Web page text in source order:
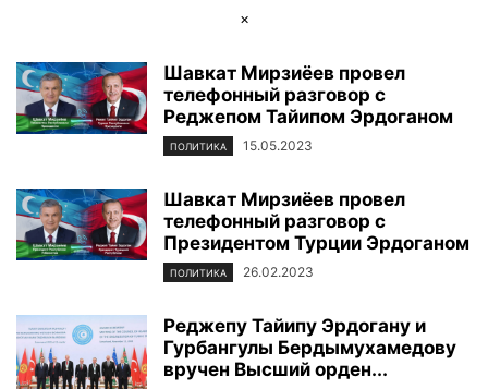
×
Шавкат Мирзиёев провел
телефонный разговор с
Реджепом Тайипом Эрдоганом
ПОЛИТИКА 15.05.2023
Шавкат Мирзиёев провел
телефонный разговор с
Президентом Турции Эрдоганом
ПОЛИТИКА 26.02.2023
Реджепу Тайипу Эрдогану и
Гурбангулы Бердымухамедову
вручен Высший орден...